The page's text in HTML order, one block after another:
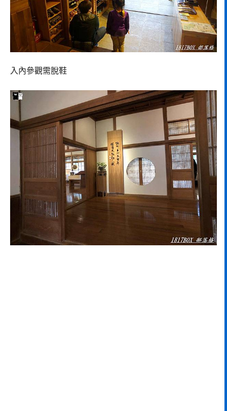
入內參觀需脫鞋